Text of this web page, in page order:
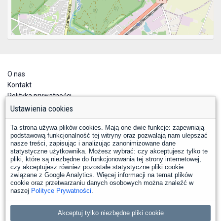
O nas
Kontakt
Polityka prywatności
Deklaracja dostępności
FacebookLinkedIn
X InstagramYouTube
Copyright © 2026 PKP Polskie Linie Kolejowe S.A.
Ustawienia cookies
Ta strona używa plików cookies. Mają one dwie funkcje: zapewniają
podstawową funkcjonalność tej witryny oraz pozwalają nam ulepszać
nasze treści, zapisując i analizując zanonimizowane dane
statystyczne użytkownika. Możesz wybrać: czy akceptujesz tylko te
pliki, które są niezbędne do funkcjonowania tej strony internetowej,
czy akceptujesz również pozostałe statystyczne pliki cookie
związane z Google Analytics. Więcej informacji na temat plików
cookie oraz przetwarzaniu danych osobowych można znaleźć w
naszej Polityce Prywatności.
Akceptuj tylko niezbędne pliki cookie